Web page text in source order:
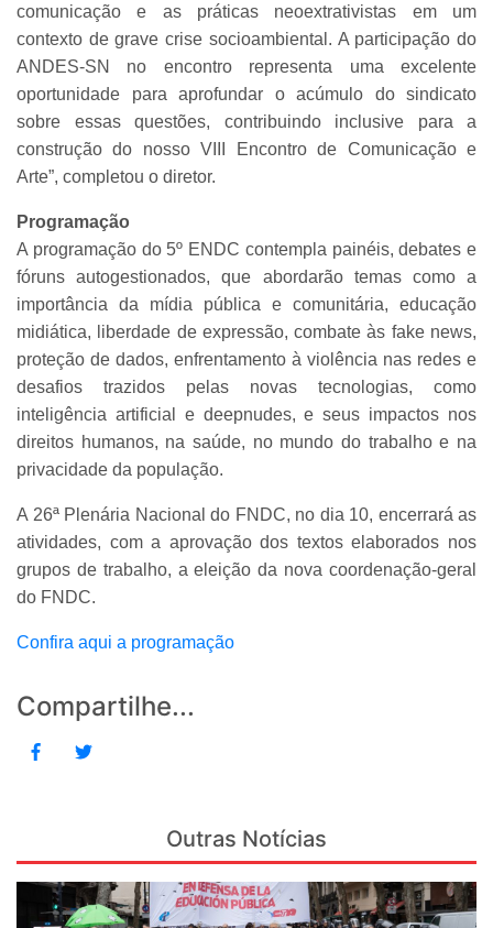
comunicação e as práticas neoextrativistas em um
contexto de grave crise socioambiental. A participação do
ANDES-SN no encontro representa uma excelente
oportunidade para aprofundar o acúmulo do sindicato
sobre essas questões, contribuindo inclusive para a
construção do nosso VIII Encontro de Comunicação e
Arte”, completou o diretor.
Programação
A programação do 5º ENDC contempla painéis, debates e
fóruns autogestionados, que abordarão temas como a
importância da mídia pública e comunitária, educação
midiática, liberdade de expressão, combate às fake news,
proteção de dados, enfrentamento à violência nas redes e
desafios trazidos pelas novas tecnologias, como
inteligência artificial e deepnudes, e seus impactos nos
direitos humanos, na saúde, no mundo do trabalho e na
privacidade da população.
A 26ª Plenária Nacional do FNDC, no dia 10, encerrará as
atividades, com a aprovação dos textos elaborados nos
grupos de trabalho, a eleição da nova coordenação-geral
do FNDC.
Confira aqui a programação
Compartilhe...
Outras Notícias